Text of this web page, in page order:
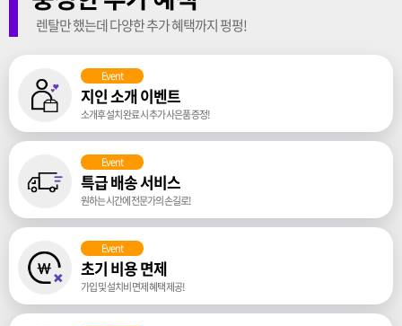
렌탈만 했는데 다양한 추가 혜택까지 펑펑!
Event
지인 소개 이벤트
소개후 설치 완료 시 추가 사은품 증정!
Event
특급 배송 서비스
원하는 시간에 전문가의 손길로!
Event
초기 비용 면제
가입 및 설치비 면제 혜택 제공!